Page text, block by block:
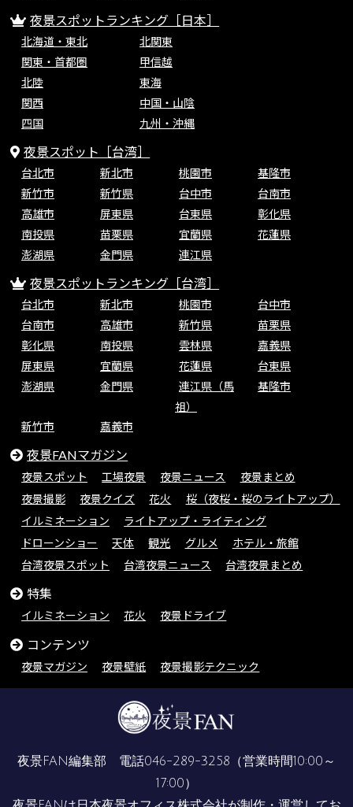
夜景スポットランキング［日本］
北海道・東北
北関東
関東・首都圏
甲信越
北陸
東海
関西
中国・山陰
四国
九州・沖縄
夜景スポット［台湾］
台北市 新北市 桃園市
基隆市
新竹市
新竹県 台中市
台南市
高雄市
屏東県 台東県
彰化県
南投県
苗栗県 宜蘭県
花蓮県
澎湖県
金門県 連江県
夜景スポットランキング［台湾］
台北市 新北市 桃園市
台中市
台南市
高雄市 新竹県
苗栗県
彰化県
南投県 雲林県
嘉義県
屏東県
宜蘭県 花蓮県
台東県
澎湖県
金門県
連江県（馬
祖）
基隆市
新竹市 嘉義市
夜景FANマガジン
夜景スポット 工場夜景 夜景ニュース
夜景まとめ
夜景撮影
夜景クイズ 花火
桜（夜桜・桜のライトアップ）
イルミネーション
ライトアップ・ライティング
ドローンショー
天体 観光 グルメ
ホテル・旅館
台湾夜景スポット
台湾夜景ニュース 台湾夜景まとめ
特集
イルミネーション 花火 夜景ドライブ
コンテンツ
夜景マガジン 夜景壁紙 夜景撮影テクニック
夜景FAN編集部 電話046-289-3258 （営業時間10:00～
17:00）